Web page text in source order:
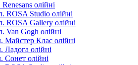
олійні
ROSA Studio олійні
ROSA Gallery олійні
Van Gogh олійні
Майстер Клас олійні
Ладога олійні
Сонет олійні